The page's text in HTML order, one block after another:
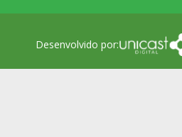
Desenvolvido por: